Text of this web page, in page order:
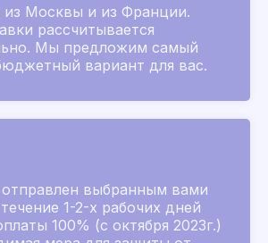
из Москвы и из Франции.
рассчитывается
Мы предложим самый
вариант для вас.
отправлен выбранным вами
1-2-х рабочих дней
100% (с октября 2023г.)
и тела
и мыло
бренды